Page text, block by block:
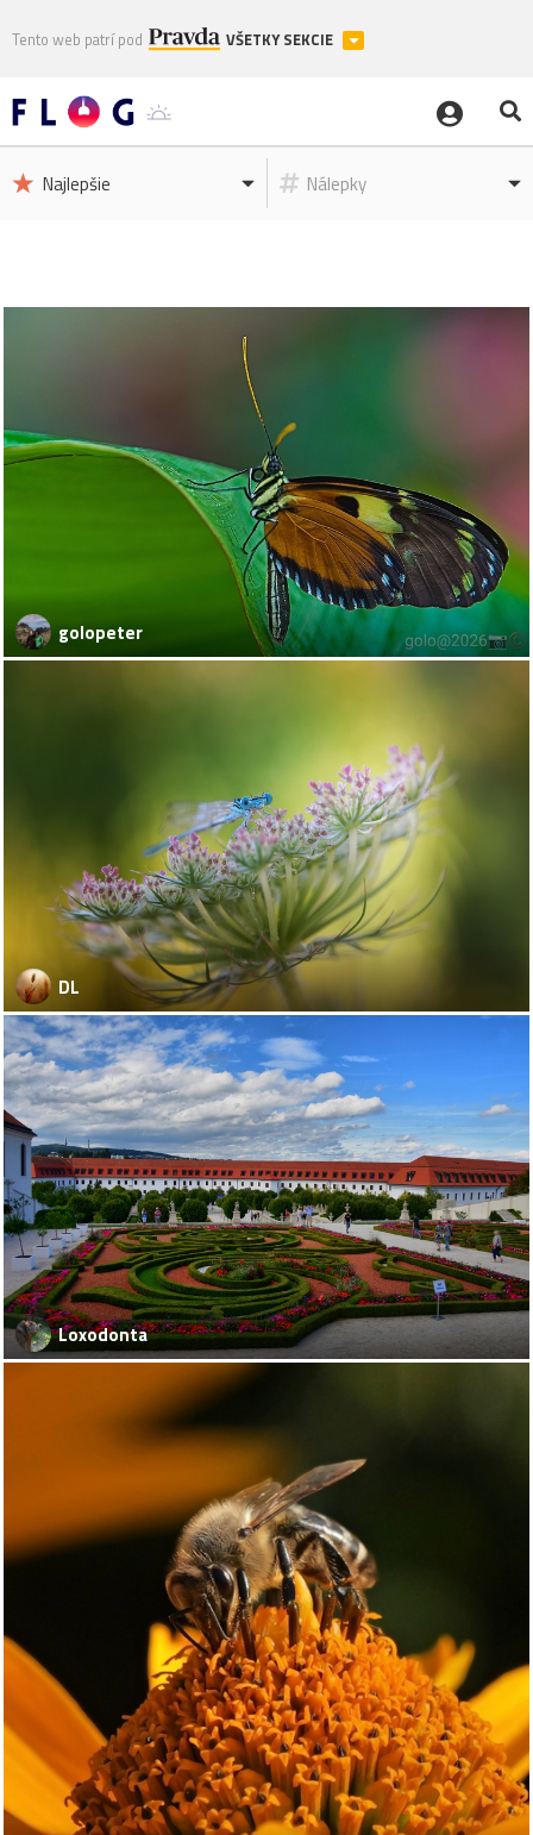
Tento web patrí pod VŠETKY SEKCIE
Najlepšie Nálepky
golopeter
DL
Loxodonta